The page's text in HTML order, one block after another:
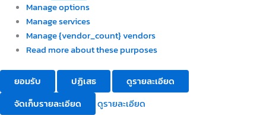
Manage options
Manage services
Manage {vendor_count} vendors
Read more about these purposes
ยอมรับ ปฏิเสธ
ดูรายละเอียด
จัดเก็บรายละเอียด
ดูรายละเอียด